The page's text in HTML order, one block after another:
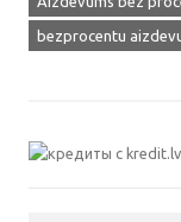
bezprocentu